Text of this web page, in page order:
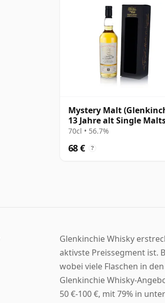
Mystery Malt
13 Jahre alt Single
Scotland
70cl • 56.7%
68 € ?
Glenkinchie Whisky
aktivste Preissegment ist.
wobei viele Flaschen in
Glenkinchie Whisky-
50 €-100 €, mit 79% in